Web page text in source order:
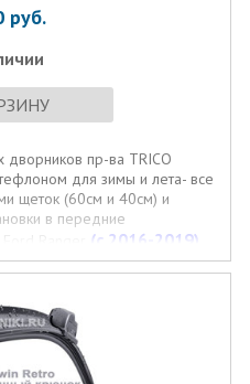
руб.
дворников пр-ва TRICO
для зимы и лета- все
щеток (60см и 40см) и
в передние
(c 2016-2019)